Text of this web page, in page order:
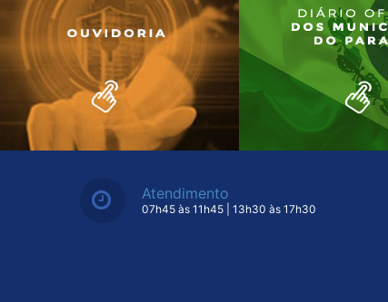
Atendimento
07h45 às 11h45 | 13h30 às 17h30